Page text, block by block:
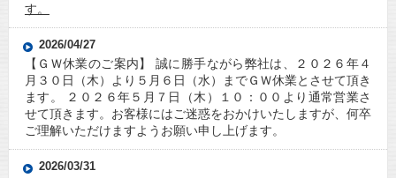
す。
2026/04/27
【ＧＷ休業のご案内】 誠に勝手ながら弊社は、２０２６年４
月３０日（木）より５月６日（水）までＧＷ休業とさせて頂き
ます。 ２０２６年５月７日（木）１０：００より通常営業さ
せて頂きます。お客様にはご迷惑をおかけいたしますが、何卒
ご理解いただけますようお願い申し上げます。
2026/03/31